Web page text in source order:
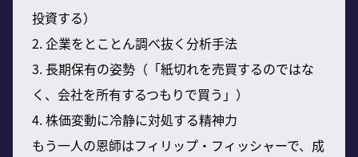
投資する）
2. 企業をとことん調べ抜く分析手法
3. 長期保有の姿勢（「紙切れを売買するのではな
く、会社を所有するつもりで買う」）
4. 株価変動に冷静に対処する精神力
もう一人の恩師はフィリップ・フィッシャーで、成